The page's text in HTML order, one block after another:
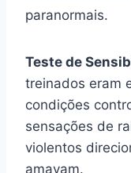
paranormais.
Teste de
treinados eram
condições
sensações de
violentos
amavam.